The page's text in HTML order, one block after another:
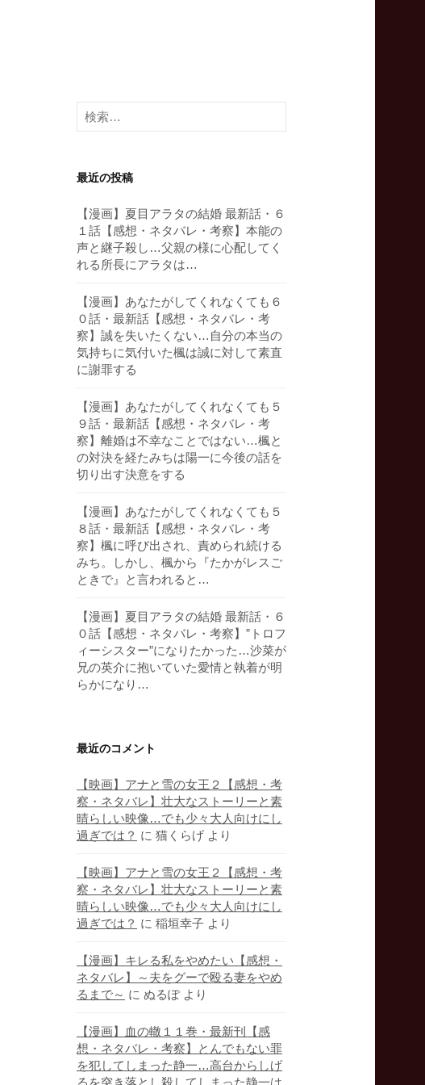
検
索:
最近の投稿
【漫画】夏目アラタの結婚 最新話・６
１話【感想・ネタバレ・考察】本能の
声と継子殺し…父親の様に心配してく
れる所長にアラタは…
【漫画】あなたがしてくれなくても６
０話・最新話【感想・ネタバレ・考
察】誠を失いたくない…自分の本当の
気持ちに気付いた楓は誠に対して素直
に謝罪する
【漫画】あなたがしてくれなくても５
９話・最新話【感想・ネタバレ・考
察】離婚は不幸なことではない…楓と
の対決を経たみちは陽一に今後の話を
切り出す決意をする
【漫画】あなたがしてくれなくても５
８話・最新話【感想・ネタバレ・考
察】楓に呼び出され、責められ続ける
みち。しかし、楓から『たかがレスご
ときで』と言われると…
【漫画】夏目アラタの結婚 最新話・６
０話【感想・ネタバレ・考察】”トロフ
ィーシスター”になりたかった…沙菜が
兄の英介に抱いていた愛情と執着が明
らかになり…
最近のコメント
【映画】アナと雪の女王２【感想・考
察・ネタバレ】壮大なストーリーと素
晴らしい映像…でも少々大人向けにし
過ぎでは？ に 猫くらげ より
【映画】アナと雪の女王２【感想・考
察・ネタバレ】壮大なストーリーと素
晴らしい映像…でも少々大人向けにし
過ぎでは？ に 稲垣幸子 より
【漫画】キレる私をやめたい【感想・
ネタバレ】～夫をグーで殴る妻をやめ
るまで～ に ぬるぽより
【漫画】血の轍１１巻・最新刊【感
想・ネタバレ・考察】とんでもない罪
を犯してしまった静一…高台からしげ
るを突き落とし殺してしまった静一は